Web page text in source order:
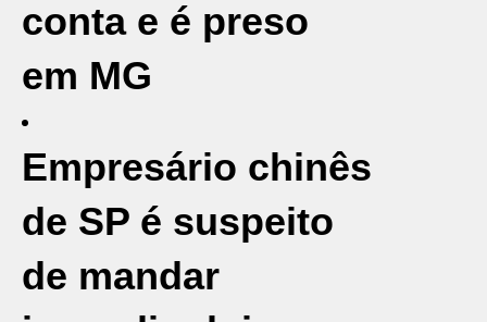
conta e é preso
em MG
Empresário chinês
de SP é suspeito
de mandar